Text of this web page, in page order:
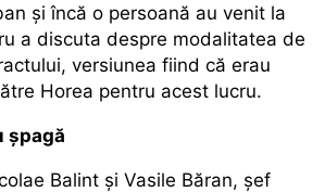
și încă o persoană au venit la
a discuta despre modalitatea de
versiunea fiind că erau
Horea pentru acest lucru.
șpagă
Balint şi Vasile Băran, şef